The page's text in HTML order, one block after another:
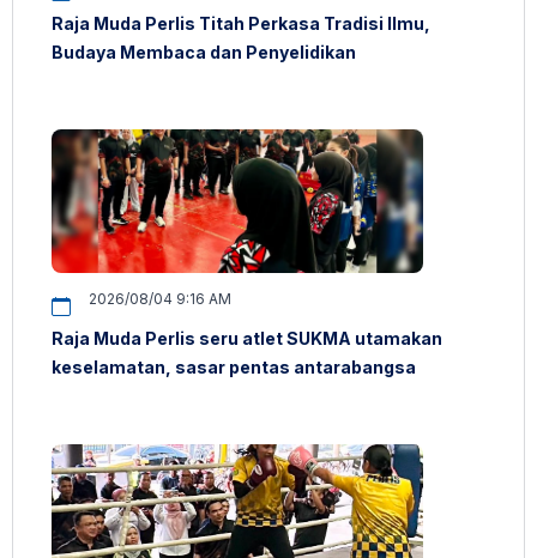
Raja Muda Perlis Titah Perkasa Tradisi Ilmu,
Budaya Membaca dan Penyelidikan
2026/08/04 9:16 AM
Raja Muda Perlis seru atlet SUKMA utamakan
keselamatan, sasar pentas antarabangsa